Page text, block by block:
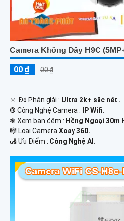
Camera Không Dây H9C
00 ₫ 00 ₫
🔅 Độ Phân giải : Ultra 2k+ sắc nét .
®️ Công Nghệ Camera :
IP Wifi.
❃ Xem ban đêm : Hồng Ngoại 30m
🎼️ Loại Camera Xoay 360.
️🛃 Ưu Điểm : Công Nghệ AI.